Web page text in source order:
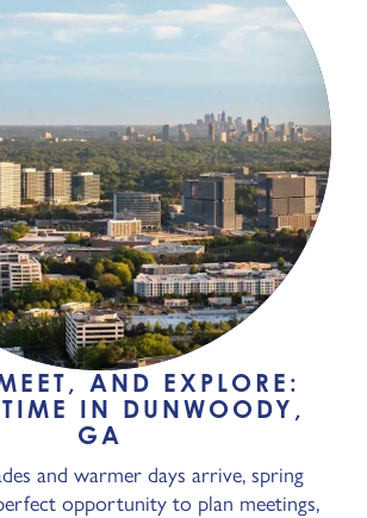
AND EXPLORE:
IN DUNWOODY,
GA
and warmer days arrive, spring
opportunity to plan meetings,